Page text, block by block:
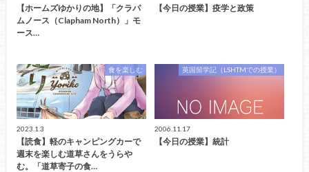
【ホームズゆかりの地】「クラパ
ムノース（Clapham North）」モ
ース…
【今日の授業】疫学と政策
食を楽しむ
2023.1.3
【読食】軽のキャンピングカーで
週末を楽しむ道草さんをうらや
む。「道草寄子の食…
英国留学記（LSHTMでの授業）
2006.11.17
【今日の授業】統計